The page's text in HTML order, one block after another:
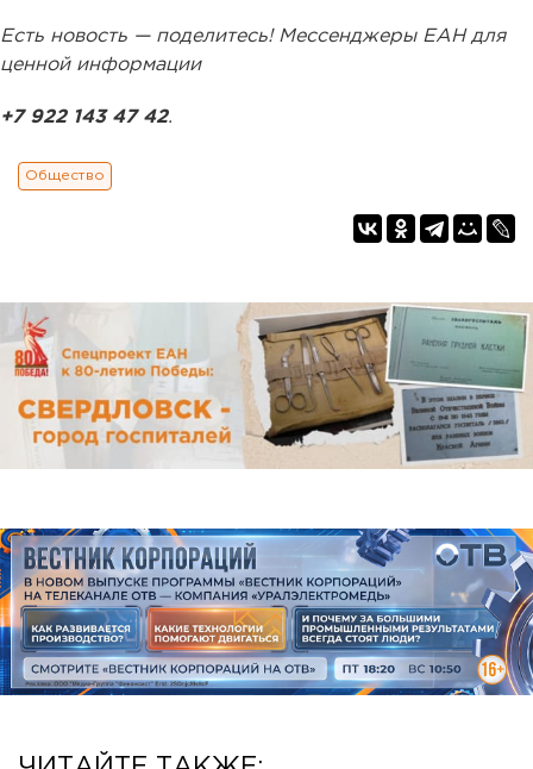
Есть новость — поделитесь! Мессенджеры ЕАН для
ценной информации
+7 922 143 47 42.
Общество